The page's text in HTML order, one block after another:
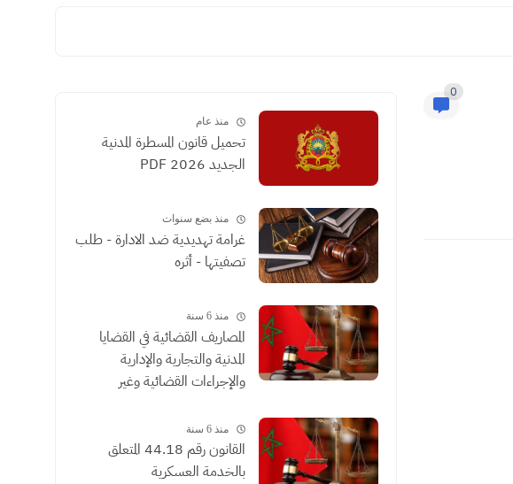
0
منذ عام
تحميل قانون المسطرة المدنية
الجديد 2026 PDF
منذ بضع سنوات
غرامة تهديدية ضد الادارة - طلب
تصفيتها - أثره
منذ 6 سنة
المصاريف القضائية في القضايا
المدنية والتجارية والإدارية
والإجراءات القضائية وغير
الموثقون
منذ 6 سنة
القانون رقم 44.18 المتعلق
بالخدمة العسكرية